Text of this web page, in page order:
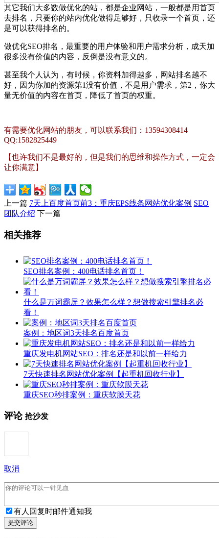
其它我们大多数做优化的站，都是企业网站，一般都是用首页
去排名，只要你的站内优化做得足够好，只收录一个首页，还
是可以获得排名的。
做优化SEO排名，最重要的用户体验和用户需求分析，成天加
很多没有价值的内容，反倒是没有意义的。
甚至我个人认为，有时候，你资料加得越多，网站排名越不
好，因为你加的资源第1没有价值，不是用户需求，第2，你大
量无价值的内容在首页，降低了首页的权重。
有需要优化网站的朋友，可以联系我们：13594308414
QQ:1582825449
【也许我们不是最好的，但是我们的思维和操作方式，一定会
让你满意】
上一篇 7天上百度首页前3：重庆EPS线条网站优化案例 SEO
团队介绍 下一篇
相关推荐
SEO排名案例：400电话排名首页！
什么是万词霸屏？效果怎么样？想做搜索引擎排名必
看！
案例：地区词3天排名百度首页
重庆发电机网站SEO：排名还是和以前一样给力
7天快速排名网站优化案例【起重机回收行业】
重庆SEO秒排案例：重庆软膜天花
评论 抢沙发
取消
有人回复时邮件通知我
提交评论